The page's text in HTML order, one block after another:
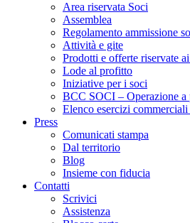
Area riservata Soci
Assemblea
Regolamento ammissione
Attività e gite
Prodotti e offerte riservate
Lode al profitto
Iniziative per i soci
BCC SOCI – Operazione a
Elenco esercizi
Press
Comunicati stampa
Dal territorio
Blog
Insieme con fiducia
Contatti
Scrivici
Assistenza